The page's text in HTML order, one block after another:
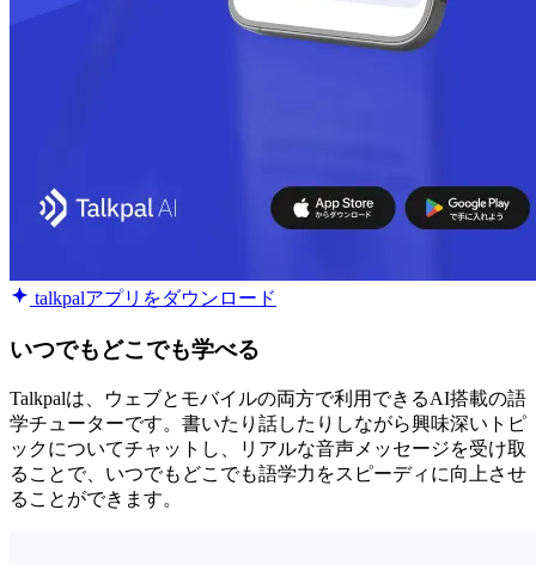
talkpalアプリをダウンロード
いつでもどこでも学べる
Talkpalは、ウェブとモバイルの両方で利用できるAI搭載の語
学チューターです。書いたり話したりしながら興味深いトピ
ックについてチャットし、リアルな音声メッセージを受け取
ることで、いつでもどこでも語学力をスピーディに向上させ
ることができます。